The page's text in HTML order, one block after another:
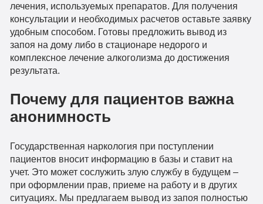
лечения, используемых препаратов. Для получения
консультации и необходимых расчетов оставьте заявку
удобным способом. Готовы предложить вывод из
запоя на дому либо в стационаре недорого и
комплексное лечение алкоголизма до достижения
результата.
Почему для пациентов важна
анонимность
Государственная наркология при поступлении
пациентов вносит информацию в базы и ставит на
учет. Это может сослужить злую службу в будущем –
при оформлении прав, приеме на работу и в других
ситуациях. Мы предлагаем вывод из запоя полностью